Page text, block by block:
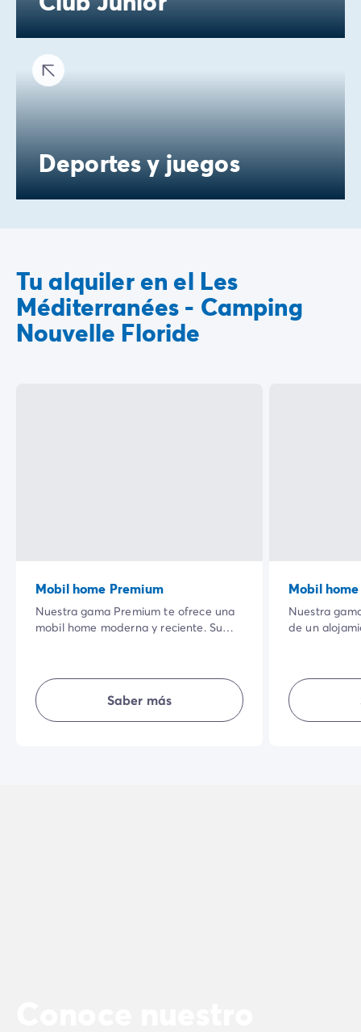
Deportes y juegos
Tu alquiler en el Les
Méditerranées - Camping
Nouvelle Floride
Mobil home Premium
Nuestra gama Premium te ofrece una
mobil home moderna y reciente. Su
calidad de sus equipamientos
interiores harán que tus vacaciones
sean aún más agradables.
Saber más
Mobil
Nuestra
de un
equipada,
sencillez,
unas